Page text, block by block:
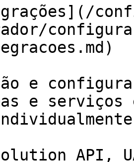
e
e serviços
API,